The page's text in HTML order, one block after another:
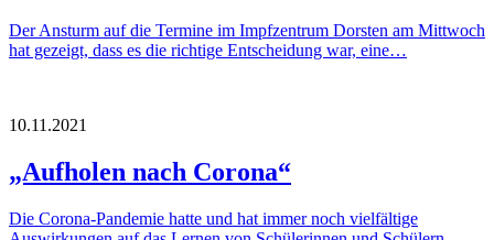
Der Ansturm auf die Termine im Impfzentrum Dorsten am Mittwoch
hat gezeigt, dass es die richtige Entscheidung war, eine…
10.11.2021
„Aufholen nach Corona“
Die Corona-Pandemie hatte und hat immer noch vielfältige